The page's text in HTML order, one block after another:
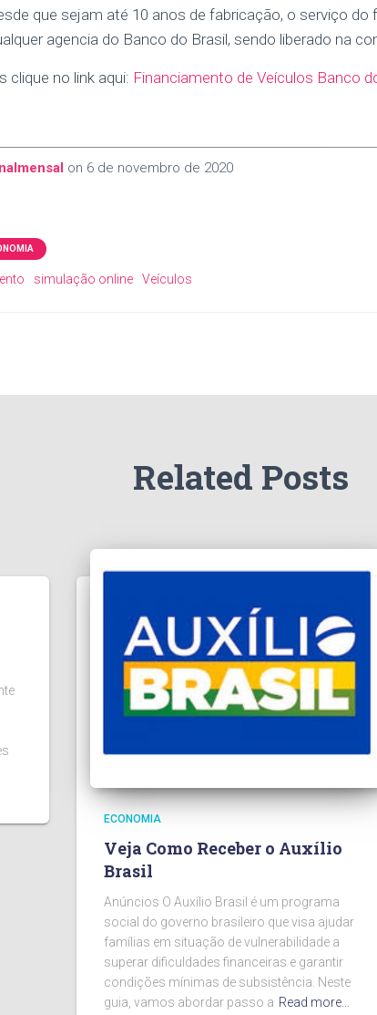
que sejam até 10 anos de fabricação, o serviço
agencia do Banco do Brasil, sendo liberado na
clique no link aqui: Financiamento de Veículos Banco
on 6 de novembro de 2020
simulação online Veículos
Related Posts
ECONOMIA
Veja Como Receber o Auxílio
Brasil
Anúncios O Auxílio Brasil é um programa
social do governo brasileiro que visa ajudar
famílias em situação de vulnerabilidade a
superar dificuldades financeiras e garantir
condições mínimas de subsistência. Neste
guia, vamos abordar passo a Read more…